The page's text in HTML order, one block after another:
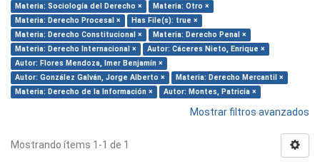
Materia: Sociología del Derecho ×
Materia: Otro ×
Materia: Derecho Procesal ×
Has File(s): true ×
Materia: Derecho Constitucional ×
Materia: Derecho Penal ×
Materia: Derecho Internacional ×
Autor: Cáceres Nieto, Enrique ×
Autor: Flores Mendoza, Imer Benjamín ×
Autor: González Galván, Jorge Alberto ×
Materia: Derecho Mercantil ×
Materia: Derecho de la Información ×
Autor: Montes, Patricia ×
Mostrar filtros avanzados
Mostrando ítems 1-1 de 1